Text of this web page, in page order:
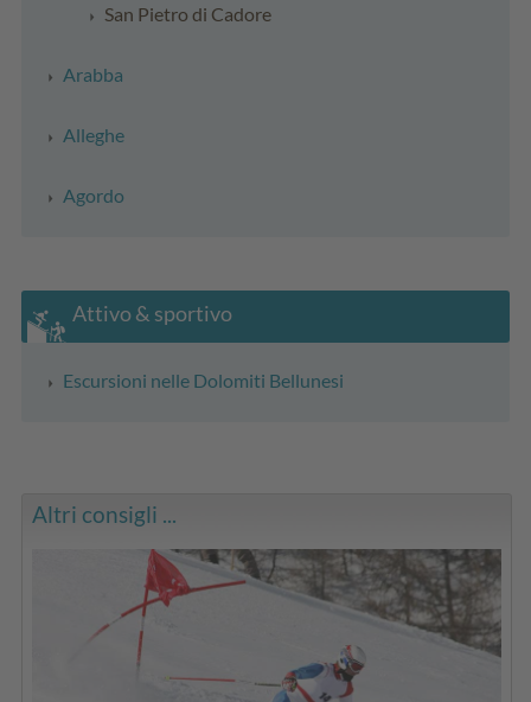
San Pietro di Cadore
Arabba
Alleghe
Agordo
Attivo & sportivo
Escursioni nelle Dolomiti Bellunesi
Altri consigli ...